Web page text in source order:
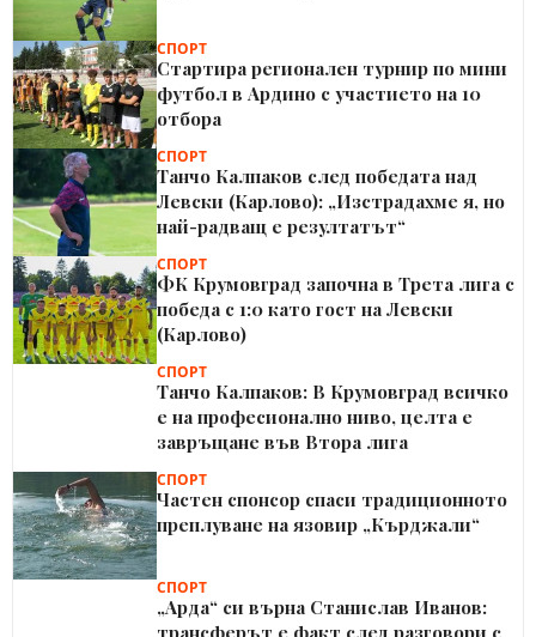
СПОРТ
Стартира регионален турнир по мини
футбол в Ардино с участието на 10
отбора
СПОРТ
Танчо Калпаков след победата над
Левски (Карлово): „Изстрадахме я, но
най-радващ е резултатът“
СПОРТ
ФК Крумовград започна в Трета лига с
победа с 1:0 като гост на Левски
(Карлово)
СПОРТ
Танчо Калпаков: В Крумовград всичко
е на професионално ниво, целта е
завръщане във Втора лига
СПОРТ
Частен спонсор спаси традиционното
преплуване на язовир „Кърджали“
СПОРТ
„Арда“ си върна Станислав Иванов: